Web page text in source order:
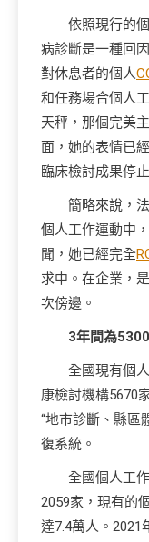
依照現行的
病診斷是一種回
對休息者的個人
和任務場合個人工
天秤，那個完美
面，她的表情已
臨床檢討成果停
簡略來說，
個人工作運動中
聞，她已經完全
求中。在企業，
次傍邊。
3年間為
全國現有個
康檢討機構5670
“地市診斷、縣區
復系統。
全國個人工
2059家，現有的
達7.4萬人。2021